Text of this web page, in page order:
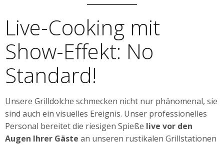
Live-Cooking mit
Show-Effekt: No
Standard!
Unsere Grilldolche schmecken nicht nur phänomenal, sie
sind auch ein visuelles Ereignis. Unser professionelles
Personal bereitet die riesigen Spieße live vor den
Augen Ihrer Gäste an unseren rustikalen Grillstationen